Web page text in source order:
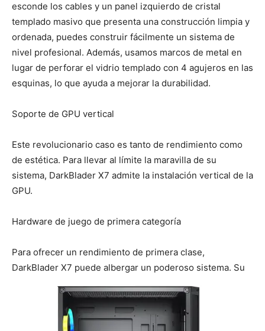
esconde los cables y un panel izquierdo de cristal
templado masivo que presenta una construcción limpia y
ordenada, puedes construir fácilmente un sistema de
nivel profesional. Además, usamos marcos de metal en
lugar de perforar el vidrio templado con 4 agujeros en las
esquinas, lo que ayuda a mejorar la durabilidad.
Soporte de GPU vertical
Este revolucionario caso es tanto de rendimiento como
de estética. Para llevar al límite la maravilla de su
sistema, DarkBlader X7 admite la instalación vertical de la
GPU.
Hardware de juego de primera categoría
Para ofrecer un rendimiento de primera clase,
DarkBlader X7 puede albergar un poderoso sistema. Su